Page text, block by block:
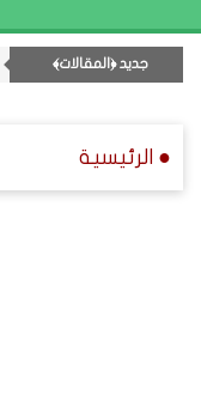
جديد ﴿المقالات﴾
● الرئيسية